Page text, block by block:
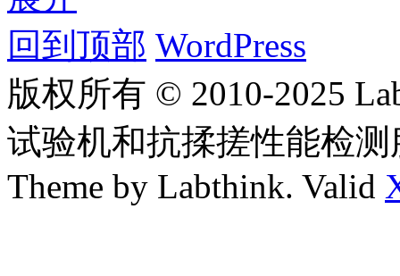
回到顶部 WordPress
版权所有 © 2010-2025
试验机和抗揉搓性能检
Theme by Labthink. Valid